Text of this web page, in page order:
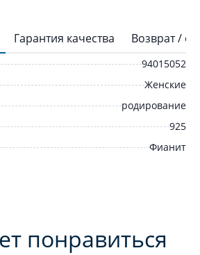
Гарантия качества Возврат /
94015052
Женские
родирование
925
Фианит
понравиться